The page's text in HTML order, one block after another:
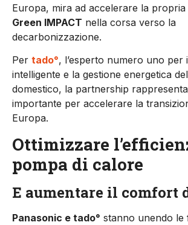
Europa, mira ad accelerare la propria
Green IMPACT nella corsa verso la
decarbonizzazione.
Per tado°, l’esperto numero uno per
intelligente e la gestione energetica
domestico, la partnership
importante per accelerare la
Europa.
Ottimizzare
pompa di calore
E aumentare il comfort
Panasonic e tado° stanno unendo